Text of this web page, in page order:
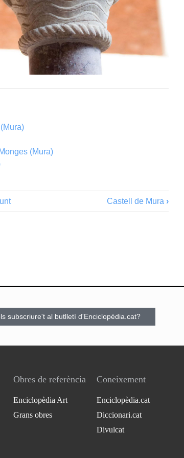
(Mura)
Castell de Mura ›
subscriure't al butlletí d'Enciclopèdia.cat?
Obres de referència
Enciclopèdia Art
Grans obres
Coneixement
Enciclopèdia.cat
Diccionari.cat
Divulcat